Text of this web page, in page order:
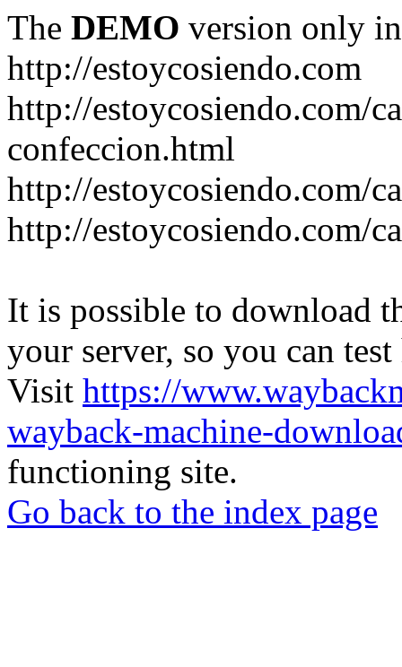
The DEMO version only
http://estoycosiendo.com
http://estoycosiendo.com/
confeccion.html
http://estoycosiendo.com/
http://estoycosiendo.com/
It is possible to download
your server, so you can
Visit https://
wayback-machine-
functioning site.
Go back to the index page